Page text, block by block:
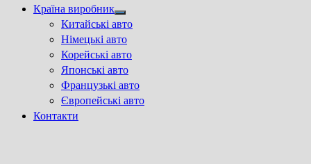
Країна виробник
Show
sub
menu
Китайські авто
Німецькі авто
Корейські авто
Японські авто
Французькі авто
Європейські авто
Контакти